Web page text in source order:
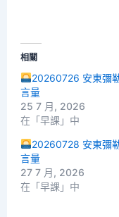
相關
20260726 安東彌
言量
25 7 月, 2026
在「早課」中
20260728 安東彌
言量
27 7 月, 2026
在「早課」中